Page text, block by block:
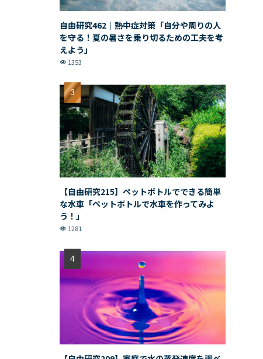
自由研究462｜熱中症対策「自分や周りの人
を守る！夏の暑さを乗り切るための工夫を考
えよう」
1353
【自由研究215】ペットボトルでできる簡単
な水車「ペットボトルで水車を作ってみよ
う！」
1281